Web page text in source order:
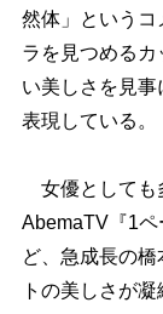
然体」というコ
ラを見つめる
い美しさを見
表現している。
女優としても
AbemaTV『1
ど、急成長の
トの美しさが凝